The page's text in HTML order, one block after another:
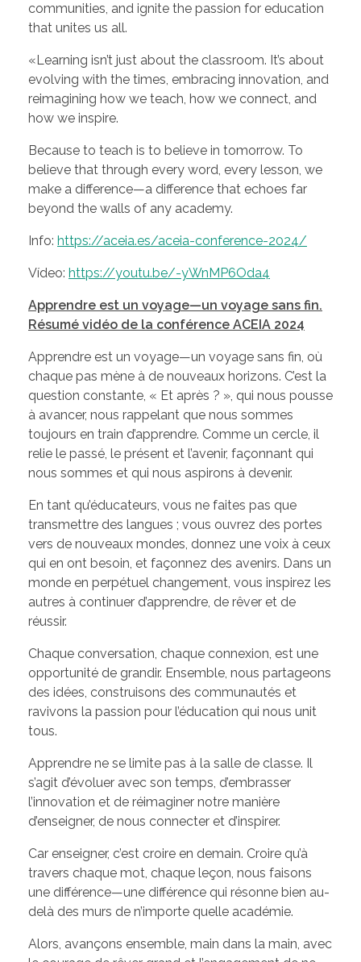
communities, and ignite the passion for education
that unites us all.
«Learning isn’t just about the classroom. It’s about
evolving with the times, embracing innovation, and
reimagining how we teach, how we connect, and
how we inspire.
Because to teach is to believe in tomorrow. To
believe that through every word, every lesson, we
make a difference—a difference that echoes far
beyond the walls of any academy.
Info: https://aceia.es/aceia-conference-2024/
Vídeo: https://youtu.be/-yWnMP6Oda4
Apprendre est un voyage—un voyage sans fin.
Résumé vidéo de la conférence ACEIA 2024
Apprendre est un voyage—un voyage sans fin, où
chaque pas mène à de nouveaux horizons. C’est la
question constante, « Et après ? », qui nous pousse
à avancer, nous rappelant que nous sommes
toujours en train d’apprendre. Comme un cercle, il
relie le passé, le présent et l’avenir, façonnant qui
nous sommes et qui nous aspirons à devenir.
En tant qu’éducateurs, vous ne faites pas que
transmettre des langues ; vous ouvrez des portes
vers de nouveaux mondes, donnez une voix à ceux
qui en ont besoin, et façonnez des avenirs. Dans un
monde en perpétuel changement, vous inspirez les
autres à continuer d’apprendre, de rêver et de
réussir.
Chaque conversation, chaque connexion, est une
opportunité de grandir. Ensemble, nous partageons
des idées, construisons des communautés et
ravivons la passion pour l’éducation qui nous unit
tous.
Apprendre ne se limite pas à la salle de classe. Il
s’agit d’évoluer avec son temps, d’embrasser
l’innovation et de réimaginer notre manière
d’enseigner, de nous connecter et d’inspirer.
Car enseigner, c’est croire en demain. Croire qu’à
travers chaque mot, chaque leçon, nous faisons
une différence—une différence qui résonne bien au-
delà des murs de n’importe quelle académie.
Alors, avançons ensemble, main dans la main, avec